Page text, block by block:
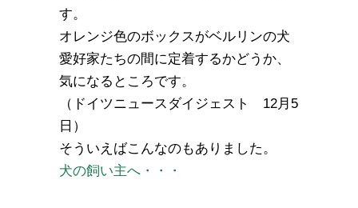
す。
オレンジ色のボックスがベルリンの犬
愛好家たちの間に定着するかどうか、
気になるところです。
（ドイツニュースダイジェスト 12月5
日）
そういえばこんなのもありました。
犬の飼い主へ・・・